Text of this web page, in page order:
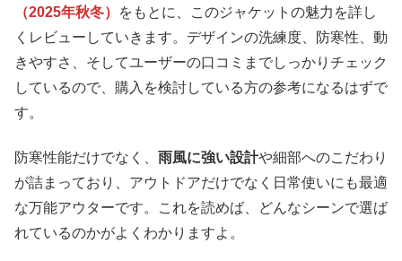
（2025年秋冬）
をもとに、このジャケットの魅力を詳し
くレビューしていきます。デザインの洗練度、防寒性、動
きやすさ、そしてユーザーの口コミまでしっかりチェック
しているので、購入を検討している方の参考になるはずで
す。
防寒性能だけでなく、 雨風に強い設計や細部へのこだわり
が詰まっており、アウトドアだけでなく日常使いにも最適
な万能アウターです。これを読めば、どんなシーンで選ば
れているのかがよくわかりますよ。